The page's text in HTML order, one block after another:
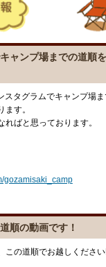
ャンプ場までの道順
スタグラムでキャンプ場
ます。
ればと思っております。
gozamisaki_camp
順の動画です！
この道順でお越しくださ